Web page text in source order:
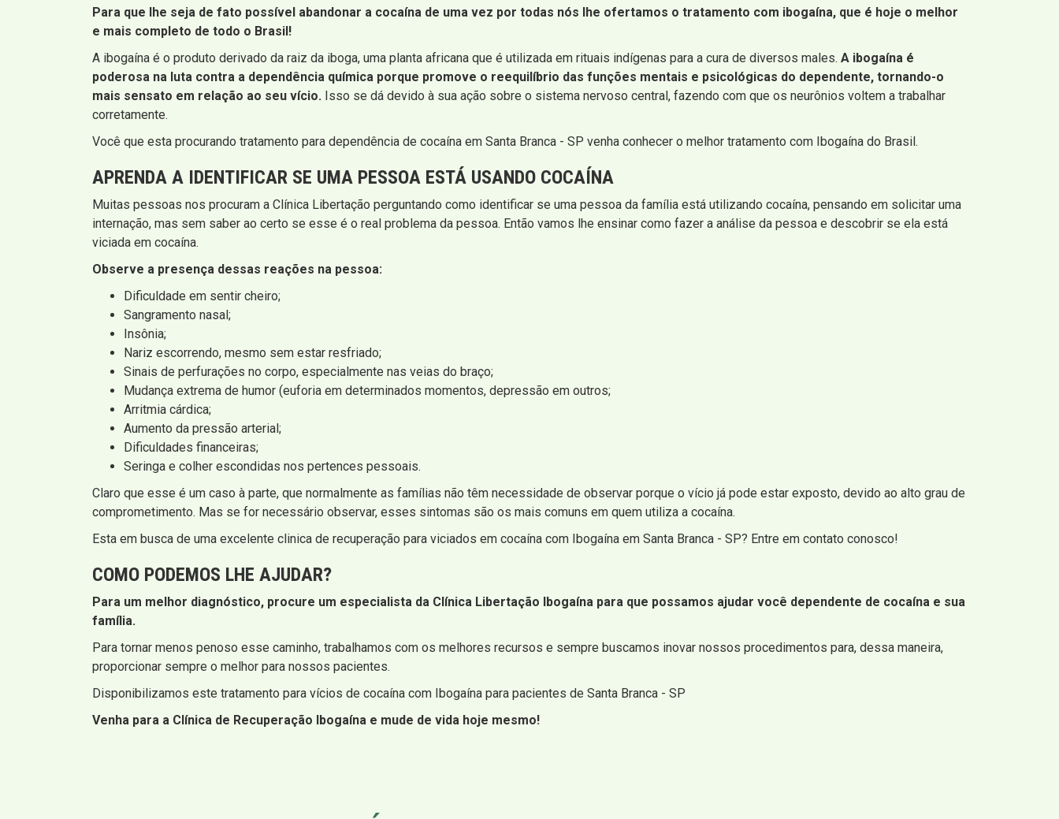
Para que lhe seja de fato possível abandonar a cocaína de uma vez por todas nós lhe ofertamos o tratamento com ibogaína, que é hoje o melhor
e mais completo de todo o Brasil!
A ibogaína é o produto derivado da raiz da iboga, uma planta africana que é utilizada em rituais indígenas para a cura de diversos males. A ibogaína é
poderosa na luta contra a dependência química porque promove o reequilíbrio das funções mentais e psicológicas do dependente, tornando-o
mais sensato em relação ao seu vício. Isso se dá devido à sua ação sobre o sistema nervoso central, fazendo com que os neurônios voltem a trabalhar
corretamente.
Você que esta procurando tratamento para dependência de cocaína em Santa Branca - SP venha conhecer o melhor tratamento com Ibogaína do Brasil.
APRENDA A IDENTIFICAR SE UMA PESSOA ESTÁ USANDO COCAÍNA
Muitas pessoas nos procuram a Clínica Libertação perguntando como identificar se uma pessoa da família está utilizando cocaína, pensando em solicitar uma
internação, mas sem saber ao certo se esse é o real problema da pessoa. Então vamos lhe ensinar como fazer a análise da pessoa e descobrir se ela está
viciada em cocaína.
Observe a presença dessas reações na pessoa:
Dificuldade em sentir cheiro;
Sangramento nasal;
Insônia;
Nariz escorrendo, mesmo sem estar resfriado;
Sinais de perfurações no corpo, especialmente nas veias do braço;
Mudança extrema de humor (euforia em determinados momentos, depressão em outros;
Arritmia cárdica;
Aumento da pressão arterial;
Dificuldades financeiras;
Seringa e colher escondidas nos pertences pessoais.
Claro que esse é um caso à parte, que normalmente as famílias não têm necessidade de observar porque o vício já pode estar exposto, devido ao alto grau de
comprometimento. Mas se for necessário observar, esses sintomas são os mais comuns em quem utiliza a cocaína.
Esta em busca de uma excelente clinica de recuperação para viciados em cocaína com Ibogaína em Santa Branca - SP? Entre em contato conosco!
COMO PODEMOS LHE AJUDAR?
Para um melhor diagnóstico, procure um especialista da Clínica Libertação Ibogaína para que possamos ajudar você dependente de cocaína e sua
família.
Para tornar menos penoso esse caminho, trabalhamos com os melhores recursos e sempre buscamos inovar nossos procedimentos para, dessa maneira,
proporcionar sempre o melhor para nossos pacientes.
Disponibilizamos este tratamento para vícios de cocaína com Ibogaína para pacientes de Santa Branca - SP
Venha para a Clínica de Recuperação Ibogaína e mude de vida hoje mesmo!